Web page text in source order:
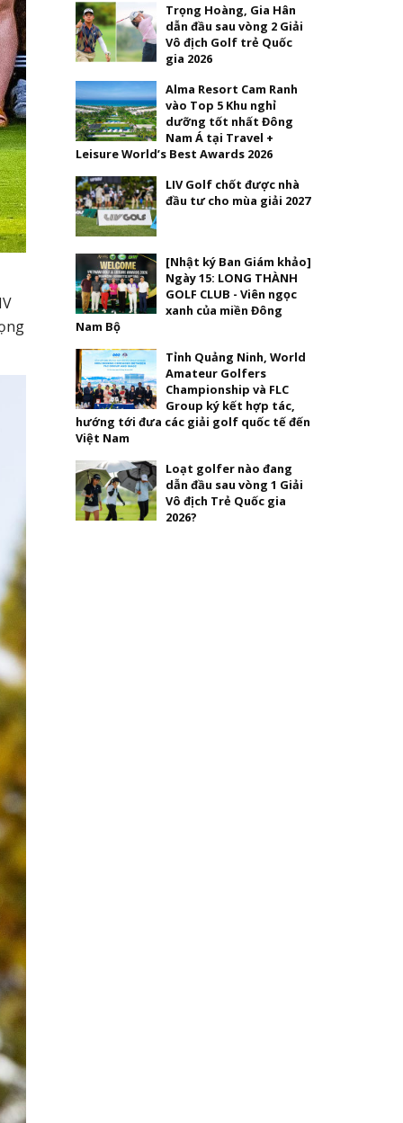
Trọng Hoàng, Gia Hân
dẫn đầu sau vòng 2 Giải
Vô địch Golf trẻ Quốc
gia 2026
Alma Resort Cam Ranh
vào Top 5 Khu nghỉ
dưỡng tốt nhất Đông
Nam Á tại Travel +
Leisure World’s Best Awards 2026
LIV Golf chốt được nhà
đầu tư cho mùa giải 2027
[Nhật ký Ban Giám khảo]
Ngày 15: LONG THÀNH
GOLF CLUB - Viên ngọc
xanh của miền Đông
Nam Bộ
Tỉnh Quảng Ninh, World
Amateur Golfers
Championship và FLC
Group ký kết hợp tác,
hướng tới đưa các giải golf quốc tế đến
Việt Nam
Loạt golfer nào đang
dẫn đầu sau vòng 1 Giải
Vô địch Trẻ Quốc gia
2026?